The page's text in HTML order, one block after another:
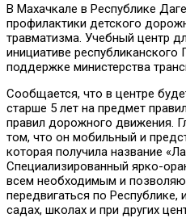
В Махачкале в Республике
профилактики детского
травматизма. Учебный центр
инициативе
поддержке министерства
Сообщается, что в центре
старше 5 лет на предмет
правил дорожного движения.
том, что он мобильный и
которая получила название
Специализированный ярко-
всем необходимым и
передвигаться по Республике,
садах, школах и при других